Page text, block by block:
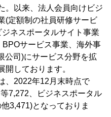
。以来、法人会員向けビジ
(定額制の社員研修サービ
ネスポータルサイト事業
サービス事業、海外事
公司)にサービス分野を拡
開しております。
、2022年12月末時点で
7,272、ビジネスポータル
3,471)となっておりま